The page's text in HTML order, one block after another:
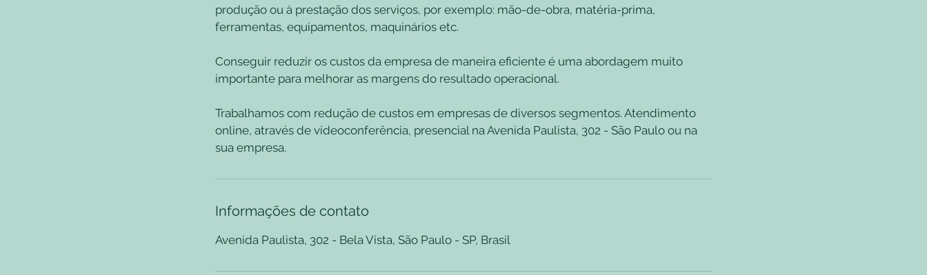
produção ou à prestação dos serviços, por exemplo: mão-de-obra, matéria-prima,
ferramentas, equipamentos, maquinários etc.
Conseguir reduzir os custos da empresa de maneira eficiente é uma abordagem muito
importante para melhorar as margens do resultado operacional.
Trabalhamos com redução de custos em empresas de diversos segmentos. Atendimento
online, através de videoconferência, presencial na Avenida Paulista, 302 - São Paulo ou na
sua empresa.
Informações de contato
Avenida Paulista, 302 - Bela Vista, São Paulo - SP, Brasil